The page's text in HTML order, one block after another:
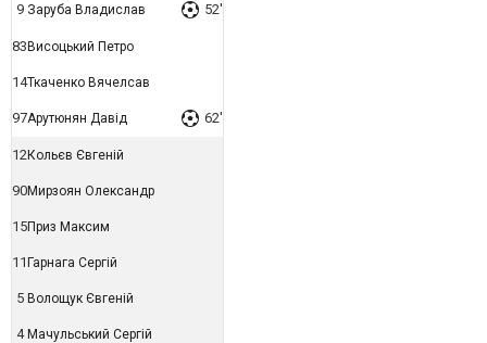
9 Заруба Владислав 52'
83 Висоцький Петро
14Ткаченко Вячелсав
97Арутюнян Давід 62'
12Кольєв Євгеній
90Мирзоян Олександр
15Приз Максим
11 Гарнага Сергій
5 Волощук Євгеній
4 Мачульський Сергій